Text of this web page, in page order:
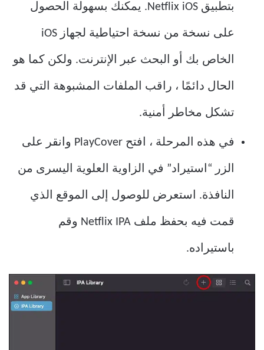
بتطبيق Netflix iOS. يمكنك بسهولة الحصول
على نسخة من نسخة احتياطية لجهاز iOS
الخاص بك أو البحث عبر الإنترنت. ولكن كما هو
الحال دائمًا ، راقب الملفات المشبوهة التي قد
تشكل مخاطر أمنية.
في هذه المرحلة ، افتح PlayCover وانقر على
الزر “استيراد” في الزاوية العلوية اليسرى من
النافذة. استعرض للوصول إلى الموقع الذي
قمت فيه بحفظ ملف Netflix IPA وقم
باستيراده.